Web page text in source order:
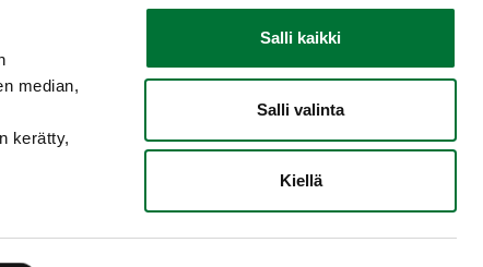
median,
kerätty,
Salli kaikki
Salli valinta
Kiellä